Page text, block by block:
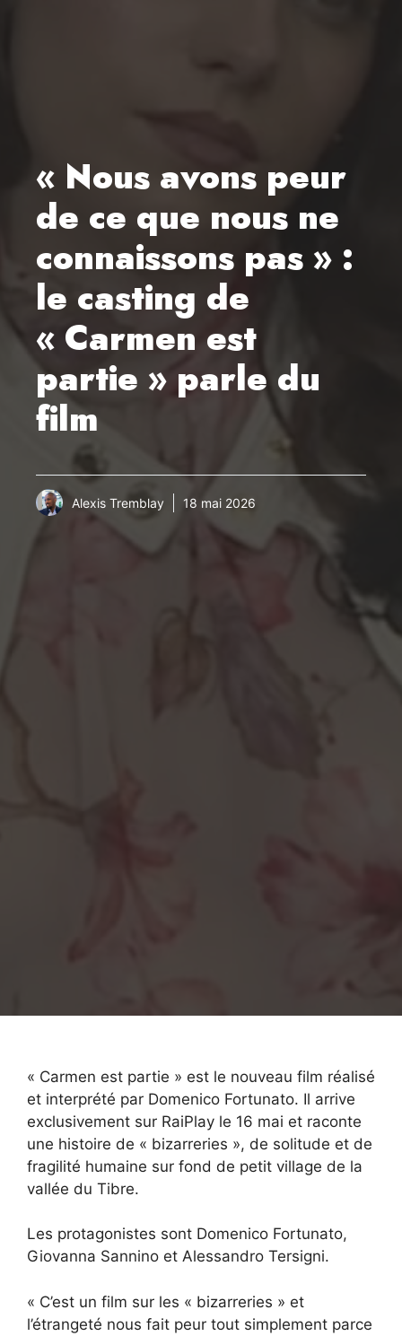
« Nous avons peur
de ce que nous ne
connaissons pas » :
le casting de
« Carmen est
partie » parle du
film
Alexis Tremblay 18 mai 2026
« Carmen est partie » est le nouveau film réalisé
et interprété par Domenico Fortunato. Il arrive
exclusivement sur RaiPlay le 16 mai et raconte
une histoire de « bizarreries », de solitude et de
fragilité humaine sur fond de petit village de la
vallée du Tibre.
Les protagonistes sont Domenico Fortunato,
Giovanna Sannino et Alessandro Tersigni.
« C’est un film sur les « bizarreries » et
l’étrangeté nous fait peur tout simplement parce